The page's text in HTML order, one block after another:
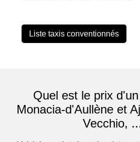
Liste taxis conventionnés
Quel est le prix
Monacia-d'Aullène et
Vecchio,